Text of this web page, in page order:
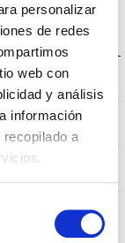
personalizar
de redes
web con
y análisis
información
a
4.000K
>80